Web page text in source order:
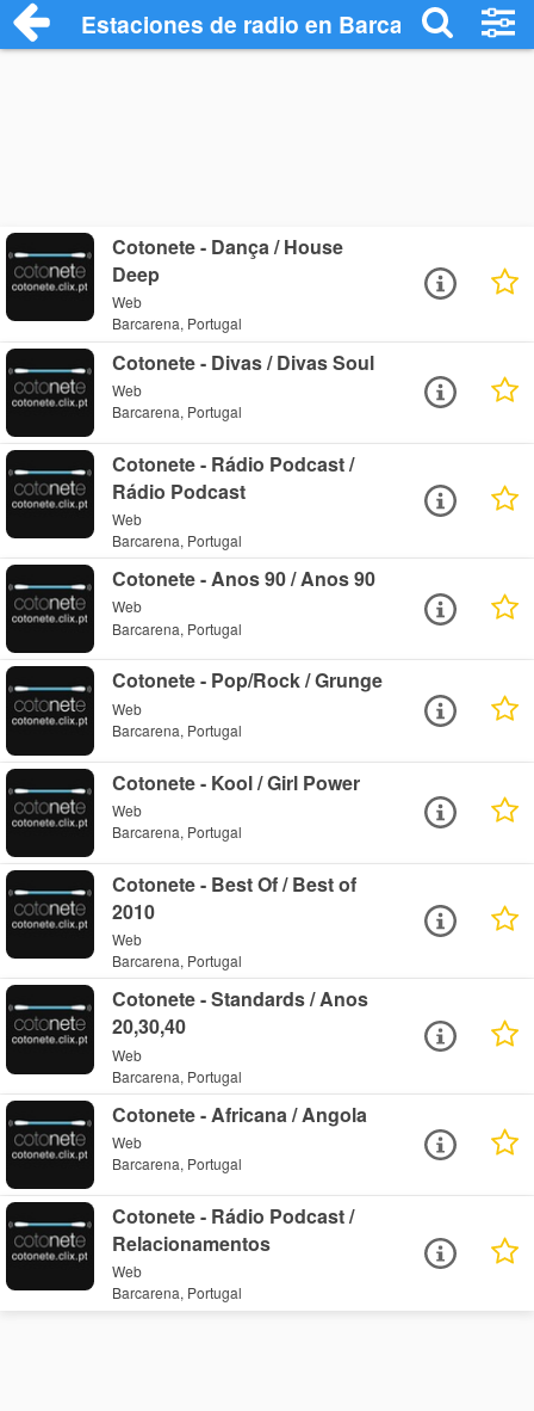
Estaciones de radio en Barcarena -
Cotonete - Dança / House
Deep
Web
Barcarena, Portugal
Cotonete - Divas / Divas Soul
Web
Barcarena, Portugal
Cotonete - Rádio Podcast /
Rádio Podcast
Web
Barcarena, Portugal
Cotonete - Anos 90 / Anos 90
Web
Barcarena, Portugal
Cotonete - Pop/Rock / Grunge
Web
Barcarena, Portugal
Cotonete - Kool / Girl Power
Web
Barcarena, Portugal
Cotonete - Best Of / Best of
2010
Web
Barcarena, Portugal
Cotonete - Standards / Anos
20,30,40
Web
Barcarena, Portugal
Cotonete - Africana / Angola
Web
Barcarena, Portugal
Cotonete - Rádio Podcast /
Relacionamentos
Web
Barcarena, Portugal